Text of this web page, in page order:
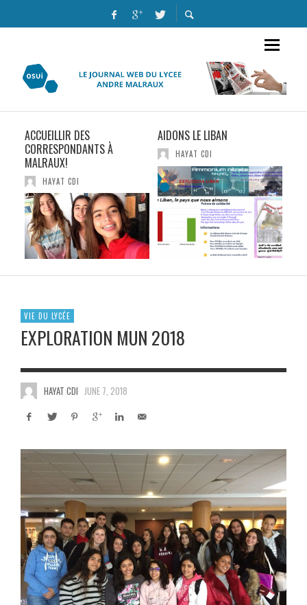
ACCUEILLIR DES
CORRESPONDANTS À
MALRAUX!
HAYAT CDI
AIDONS LE LIBAN
HAYAT CDI
VIE DU LYCÉE
EXPLORATION MUN 2018
HAYAT CDI JUNE 7, 2018